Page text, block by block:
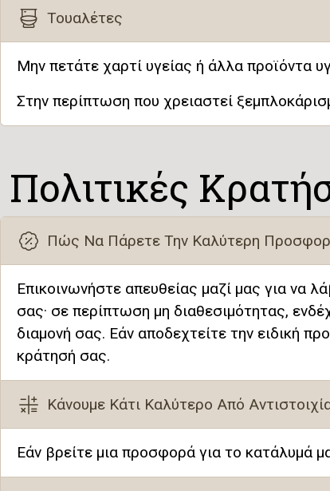
Τουαλέτες
Μην πετάτε χαρτί υγείας ή άλλα προϊόντα
Στην περίπτωση που χρειαστεί
Πολιτικές
Πώς Να Πάρετε Την Καλύτερη
Επικοινωνήστε απευθείας μαζί μας για να
σας· σε περίπτωση μη διαθεσιμότητας,
διαμονή σας. Εάν αποδεχτείτε την ειδική
κράτησή σας.
Κάνουμε Κάτι Καλύτερο Από
Εάν βρείτε μια προσφορά για το κατάλυμά